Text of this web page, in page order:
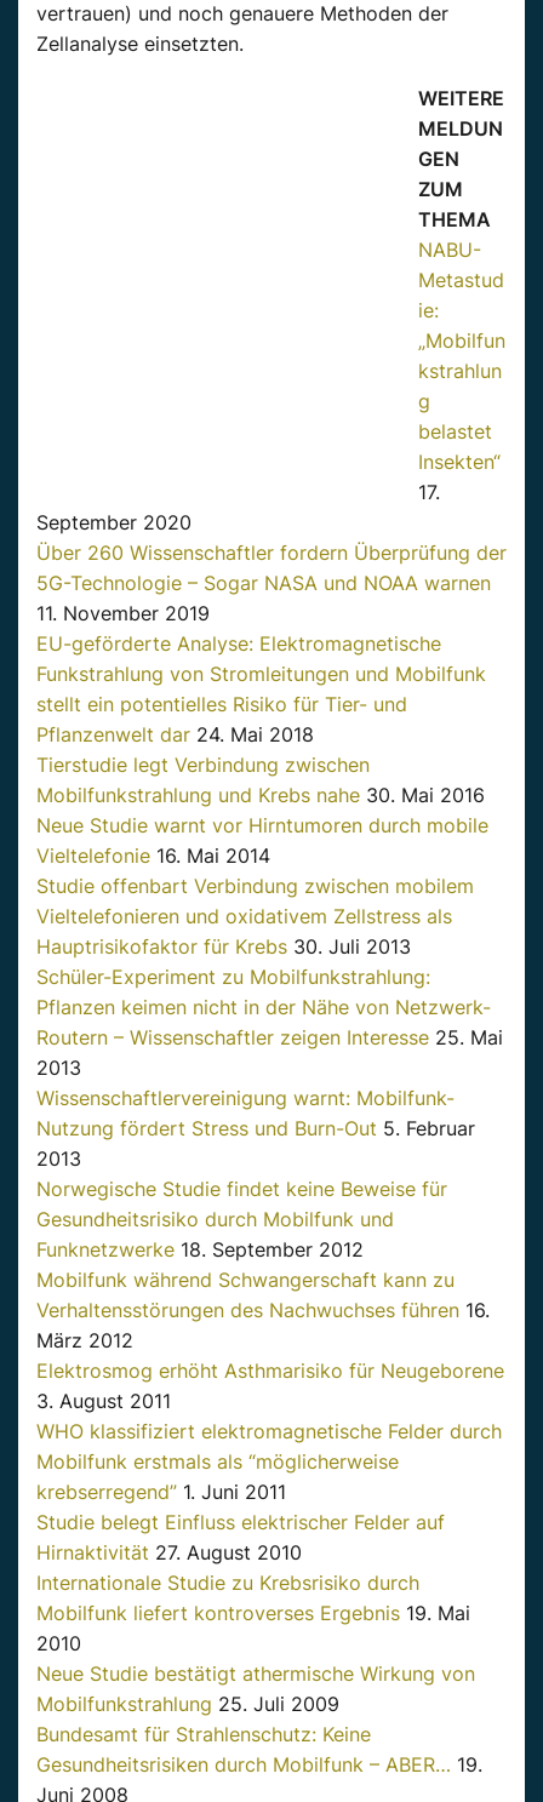
vertrauen) und noch genauere Methoden der
Zellanalyse einsetzten.
WEITERE
MELDUN
GEN
ZUM
THEMA
NABU-
Metastud
ie:
„Mobilfun
kstrahlun
g
belastet
Insekten“
17.
September 2020
Über 260 Wissenschaftler fordern Überprüfung der
5G-Technologie – Sogar NASA und NOAA warnen
11. November 2019
EU-geförderte Analyse: Elektromagnetische
Funkstrahlung von Stromleitungen und Mobilfunk
stellt ein potentielles Risiko für Tier- und
Pflanzenwelt dar 24. Mai 2018
Tierstudie legt Verbindung zwischen
Mobilfunkstrahlung und Krebs nahe 30. Mai 2016
Neue Studie warnt vor Hirntumoren durch mobile
Vieltelefonie 16. Mai 2014
Studie offenbart Verbindung zwischen mobilem
Vieltelefonieren und oxidativem Zellstress als
Hauptrisikofaktor für Krebs 30. Juli 2013
Schüler-Experiment zu Mobilfunkstrahlung:
Pflanzen keimen nicht in der Nähe von Netzwerk-
Routern – Wissenschaftler zeigen Interesse 25. Mai
2013
Wissenschaftlervereinigung warnt: Mobilfunk-
Nutzung fördert Stress und Burn-Out 5. Februar
2013
Norwegische Studie findet keine Beweise für
Gesundheitsrisiko durch Mobilfunk und
Funknetzwerke 18. September 2012
Mobilfunk während Schwangerschaft kann zu
Verhaltensstörungen des Nachwuchses führen 16.
März 2012
Elektrosmog erhöht Asthmarisiko für Neugeborene
3. August 2011
WHO klassifiziert elektromagnetische Felder durch
Mobilfunk erstmals als “möglicherweise
krebserregend” 1. Juni 2011
Studie belegt Einfluss elektrischer Felder auf
Hirnaktivität 27. August 2010
Internationale Studie zu Krebsrisiko durch
Mobilfunk liefert kontroverses Ergebnis 19. Mai
2010
Neue Studie bestätigt athermische Wirkung von
Mobilfunkstrahlung 25. Juli 2009
Bundesamt für Strahlenschutz: Keine
Gesundheitsrisiken durch Mobilfunk – ABER… 19.
Juni 2008